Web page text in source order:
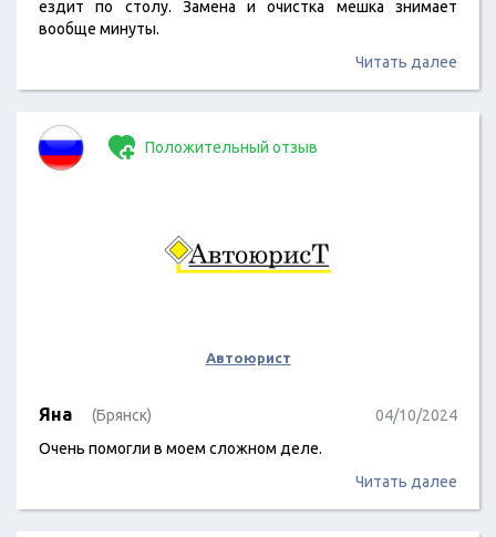
ездит по столу. Замена и очистка мешка знимает
вообще минуты.
Читать далее
Положительный отзыв
Автоюрист
Яна (Брянск)
04/10/2024
Очень помогли в моем сложном деле.
Читать далее